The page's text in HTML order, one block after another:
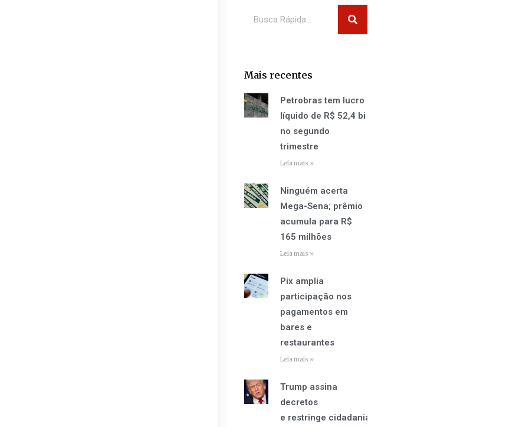
Mais recentes
Petrobras tem lucro
líquido de R$ 52,4 bi
no segundo
trimestre
Leia mais »
Ninguém acerta
Mega-Sena; prêmio
acumula para R$
165 milhões
Leia mais »
Pix amplia
participação nos
pagamentos em
bares e
restaurantes
Leia mais »
Trump assina
decretos
e restringe cidadania